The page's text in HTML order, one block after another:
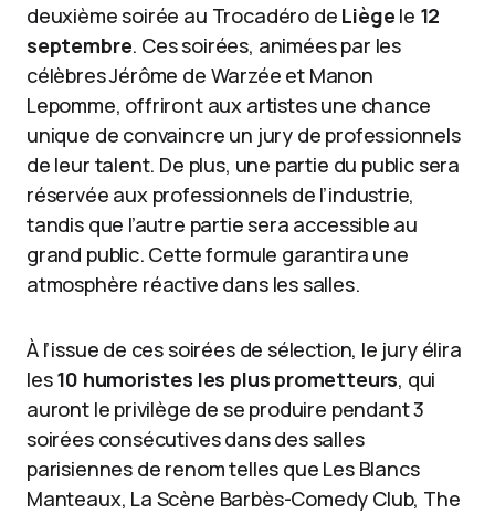
deuxième soirée au Trocadéro de Liège le 12
septembre. Ces soirées, animées par les
célèbres Jérôme de Warzée et Manon
Lepomme, offriront aux artistes une chance
unique de convaincre un jury de professionnels
de leur talent. De plus, une partie du public sera
réservée aux professionnels de l’industrie,
tandis que l’autre partie sera accessible au
grand public. Cette formule garantira une
atmosphère réactive dans les salles.
À l’issue de ces soirées de sélection, le jury élira
les10 humoristes les plus prometteurs, qui
auront le privilège de se produire pendant 3
soirées consécutives dans des salles
parisiennes de renom telles que Les Blancs
Manteaux, La Scène Barbès-Comedy Club, The